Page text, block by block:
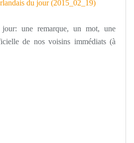
jour: une remarque, un mot, une
de nos voisins immédiats (à